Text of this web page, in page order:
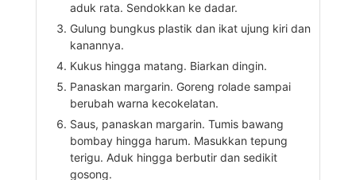
aduk rata. Sendokkan ke dadar.
Gulung bungkus plastik dan ikat ujung kiri dan
kanannya.
Kukus hingga matang. Biarkan dingin.
Panaskan margarin. Goreng rolade sampai
berubah warna kecokelatan.
Saus, panaskan margarin. Tumis bawang
bombay hingga harum. Masukkan tepung
terigu. Aduk hingga berbutir dan sedikit
gosong.